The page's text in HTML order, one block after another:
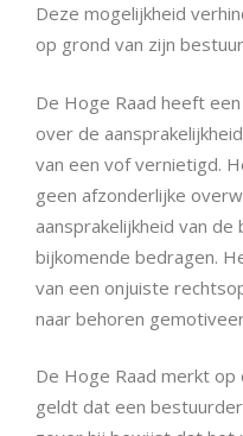
Deze mogelijkheid
op grond van zijn
De Hoge Raad heeft
over de
van een vof vernietigd.
geen afzonderlijke
aansprakelijkheid van
bijkomende bedragen.
van een onjuiste
naar behoren
De Hoge Raad merkt
geldt dat een